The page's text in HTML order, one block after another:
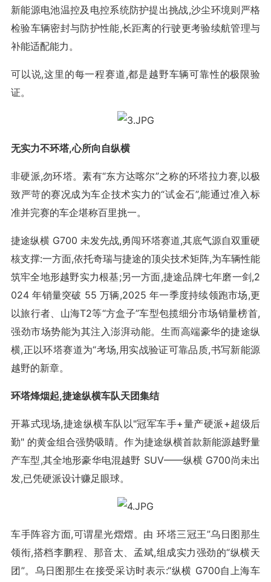
新能源电池温控及电控系统防护提出挑战,沙尘环境则严格
检验车辆密封与防护性能,长距离的行驶更考验续航管理与
补能适配能力。
可以说,这里的每一程赛道,都是越野车辆可靠性的极限验
证。
无实力不环塔,心所向自纵横
非硬派,勿环塔。素有“东方达喀尔”之称的环塔拉力赛,以极
致严苛的赛况成为车企技术实力的“试金石”,能通过准入标
准并完赛的车企堪称百里挑一。
捷途纵横 G700 未发先战,勇闯环塔赛道,其底气源自双重硬
核支撑:一方面,依托奇瑞与捷途的顶尖技术矩阵,为车辆性能
筑牢全地形越野实力根基;另一方面,捷途品牌七年磨一剑,2
024 年销量突破 55 万辆,2025 年一季度持续领跑市场,更
以旅行者、山海T2等“方盒子”车型包揽细分市场销量榜首,
强劲市场势能为其注入澎湃动能。生而高端豪华的捷途纵
横,正以环塔赛道为“考场,用实战验证可靠品质,书写新能源
越野的新章。
环塔烽烟起,捷途纵横车队天团集结
开幕式现场,捷途纵横车队以"冠军车手+量产硬派+超级后
勤" 的黄金组合强势吸睛。作为捷途纵横首款新能源越野量
产车型,其全地形豪华电混越野 SUV——纵横 G700尚未出
发,已凭硬派设计赚足眼球。
车手阵容方面,可谓星光熠熠。由 环塔三冠王”乌日图那生
领衔,搭档李鹏程、那音太、孟斌,组成实力强劲的“纵横天
团”。乌日图那生在接受采访时表示:“纵横 G700自上海车